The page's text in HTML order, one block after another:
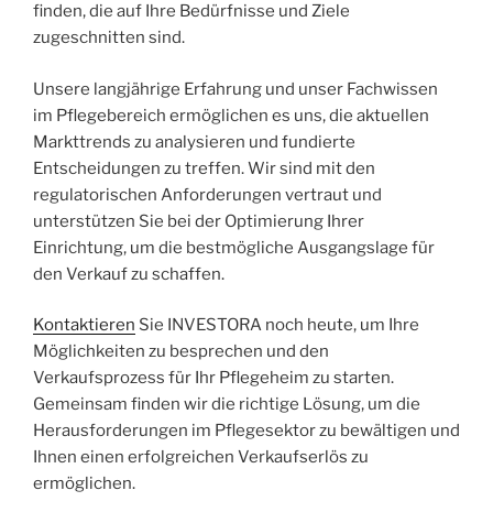
finden, die auf Ihre Bedürfnisse und Ziele
zugeschnitten sind.
Unsere langjährige Erfahrung und unser Fachwissen
im Pflegebereich ermöglichen es uns, die aktuellen
Markttrends zu analysieren und fundierte
Entscheidungen zu treffen. Wir sind mit den
regulatorischen Anforderungen vertraut und
unterstützen Sie bei der Optimierung Ihrer
Einrichtung, um die bestmögliche Ausgangslage für
den Verkauf zu schaffen.
Kontaktieren Sie INVESTORA noch heute, um Ihre
Möglichkeiten zu besprechen und den
Verkaufsprozess für Ihr Pflegeheim zu starten.
Gemeinsam finden wir die richtige Lösung, um die
Herausforderungen im Pflegesektor zu bewältigen und
Ihnen einen erfolgreichen Verkaufserlös zu
ermöglichen.